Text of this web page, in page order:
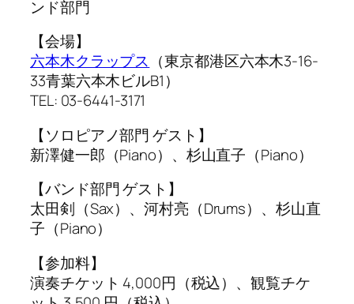
ンド部門
【会場】
六本木クラップス （東京都港区六本木3-16-
33青葉六本木ビルB1）
TEL: 03-6441-3171
【ソロピアノ部門 ゲスト】
新澤健一郎（Piano）、杉山直子（Piano）
【バンド部門 ゲスト】
太田剣（Sax）、河村亮（Drums）、杉山直
子（Piano）
【参加料】
演奏チケット 4,000円（税込）、観覧チケ